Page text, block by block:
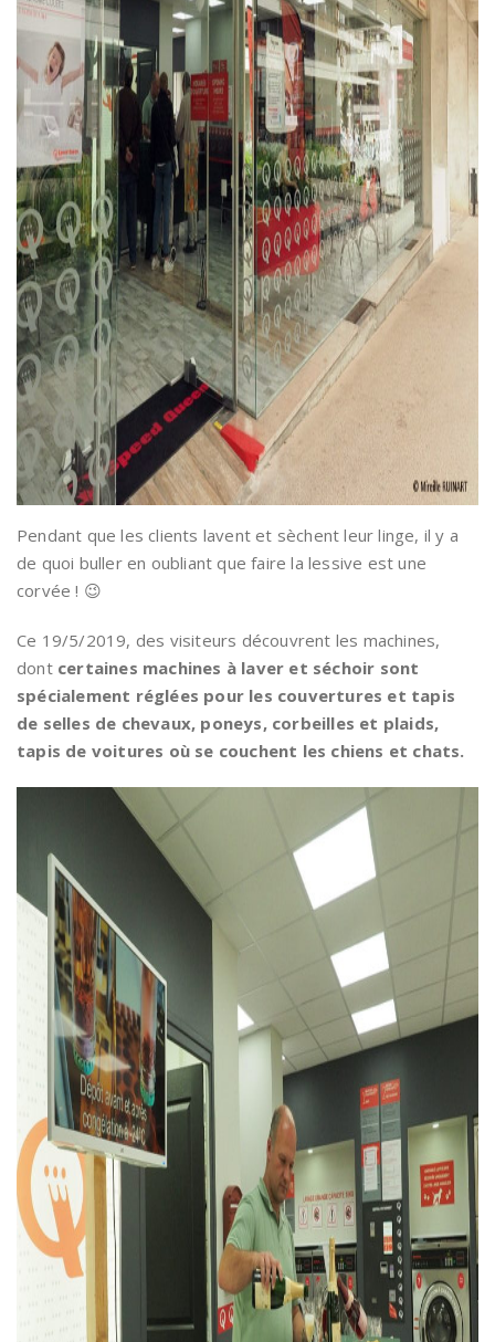
Pendant que les clients lavent et sèchent leur linge, il y a
de quoi buller en oubliant que faire la lessive est une
corvée ! 😉
Ce 19/5/2019, des visiteurs découvrent les machines,
dontcertaines machines à laver et séchoir sont
spécialement réglées pour les couvertures et tapis
de selles de chevaux, poneys, corbeilles et plaids,
tapis de voitures où se couchent les chiens et chats.